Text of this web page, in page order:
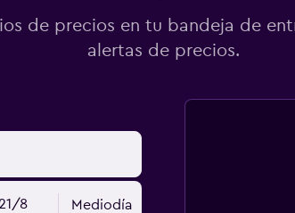
de precios en tu bandeja de
alertas de precios.
8 Mediodía